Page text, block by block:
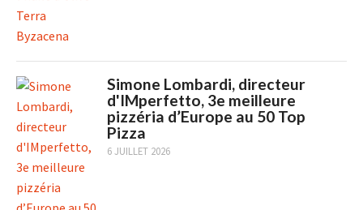
Simone Lombardi, directeur
d'IMperfetto, 3e meilleure
pizzéria d’Europe au 50 Top
Pizza
6 JUILLET 2026